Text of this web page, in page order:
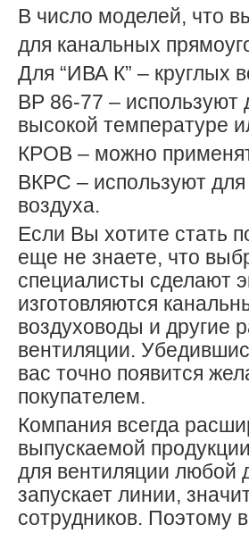
В число моделей, что
для канальных
Для “ИВА К” – круглых
ВР 86-77 – используют
высокой температуре
КРОВ – можно
ВКРС – используют для
воздуха.
Если Вы хотите стать
еще не знаете, что
специалисты сделают
изготовляются
воздуховоды и другие
вентиляции.
вас точно появится
покупателем.
Компания всегда
выпускаемой
для вентиляции любой
запускает линии,
сотрудников. Поэтому